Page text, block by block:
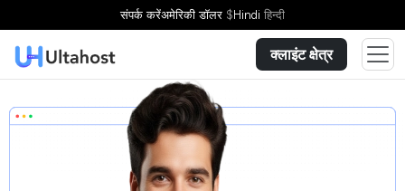
संपर्क करेंअमेरिकी डॉलर $Hindi हिन्दी
क्लाइंट क्षेत्र